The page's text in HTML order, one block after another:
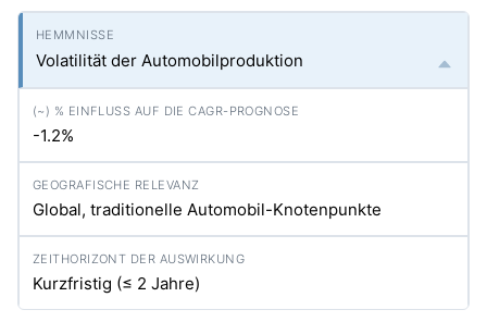
Volatilität der Automobilproduktion
-1.2%
Global, traditionelle Automobil-Knotenpunkte
Kurzfristig (≤ 2 Jahre)